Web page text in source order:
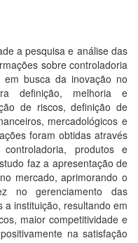
a pesquisa e análise das
sobre controladoria
busca da inovação no
definição, melhoria e
de riscos, definição de
mercadológicos e
foram obtidas através
produtos e
faz a apresentação de
mercado, aprimorando o
no gerenciamento das
instituição, resultando em
maior competitividade e
na satisfação